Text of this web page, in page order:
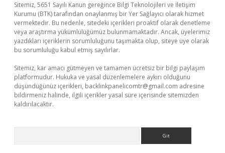
Sitemiz, 5651 Sayılı Kanun gereğince Bilgi Teknolojileri ve İletişim
Kurumu (BTK) tarafından onaylanmış bir Yer Sağlayıcı olarak hizmet
vermektedir. Bu nedenle, sitedeki içerikleri proaktif olarak denetleme
veya araştırma yükümlülüğümüz bulunmamaktadır. Ancak, üyelerimiz
yazdıkları içeriklerin sorumluluğunu taşımakta olup, siteye üye olarak
bu sorumluluğu kabul etmiş sayılırlar.
Sitemiz, kar amacı gütmeyen ve tamamen ücretsiz bir bilgi paylaşım
platformudur. Hukuka ve yasal düzenlemelere aykırı olduğunu
düşündüğünüz içerikleri, backlinkpanelicomtr@gmail.com adresine
bildirmeniz halinde, ilgili içerikler yasal süre içerisinde sitemizden
kaldırılacaktır.